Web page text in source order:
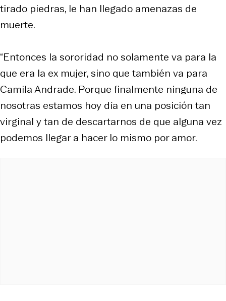
tirado piedras, le han llegado amenazas de
muerte.
“Entonces la sororidad no solamente va para la
que era la ex mujer, sino que también va para
Camila Andrade. Porque finalmente ninguna de
nosotras estamos hoy día en una posición tan
virginal y tan de descartarnos de que alguna vez
podemos llegar a hacer lo mismo por amor.